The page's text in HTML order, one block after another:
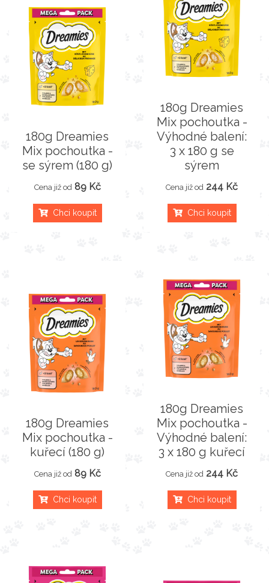
180g Dreamies
Mix pochoutka -
se sýrem (180 g)
Cena již od 89 Kč
Chci koupit
180g Dreamies
Mix pochoutka -
Výhodné balení:
3 x 180 g se
sýrem
Cena již od 244 Kč
Chci koupit
180g Dreamies
Mix pochoutka -
kuřecí (180 g)
Cena již od 89 Kč
Chci koupit
180g Dreamies
Mix pochoutka -
Výhodné balení:
3 x 180 g kuřecí
Cena již od 244 Kč
Chci koupit